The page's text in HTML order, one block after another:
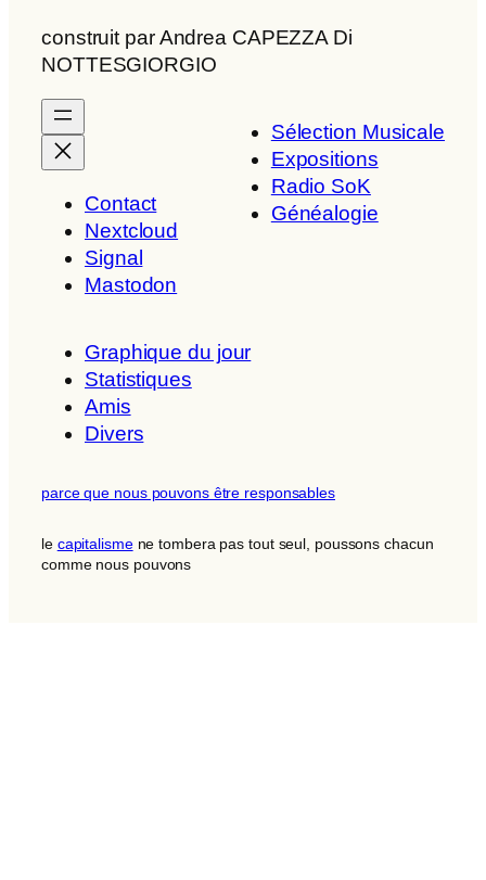
construit par Andrea CAPEZZA Di
NOTTESGIORGIO
Contact
Nextcloud
Signal
Mastodon
Sélection Musicale
Expositions
Radio SoK
Généalogie
Graphique du jour
Statistiques
Amis
Divers
parce que nous pouvons être responsables
le capitalismene tombera pas tout seul, poussons chacun
comme nous pouvons